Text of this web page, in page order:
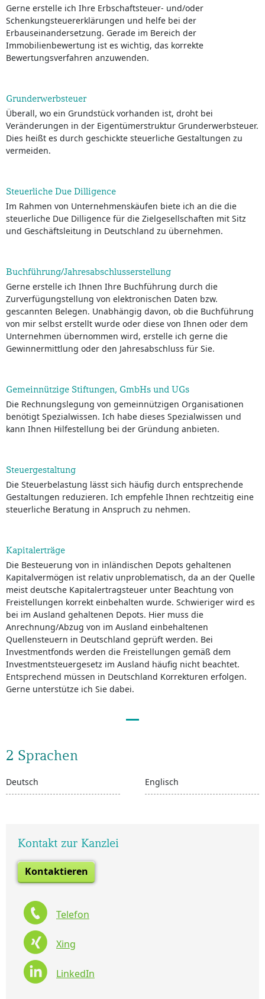
Gerne erstelle ich Ihre Erbschaftsteuer- und/oder
Schenkungsteuererklärungen und helfe bei der
Erbauseinandersetzung. Gerade im Bereich der
Immobilienbewertung ist es wichtig, das korrekte
Bewertungsverfahren anzuwenden.
Grunderwerbsteuer
Überall, wo ein Grundstück vorhanden ist, droht bei
Veränderungen in der Eigentümerstruktur Grunderwerbsteuer.
Dies heißt es durch geschickte steuerliche Gestaltungen zu
vermeiden.
Steuerliche Due Dilligence
Im Rahmen von Unternehmenskäufen biete ich an die die
steuerliche Due Dilligence für die Zielgesellschaften mit Sitz
und Geschäftsleitung in Deutschland zu übernehmen.
Buchführung/Jahresabschlusserstellung
Gerne erstelle ich Ihnen Ihre Buchführung durch die
Zurverfügungstellung von elektronischen Daten bzw.
gescannten Belegen. Unabhängig davon, ob die Buchführung
von mir selbst erstellt wurde oder diese von Ihnen oder dem
Unternehmen übernommen wird, erstelle ich gerne die
Gewinnermittlung oder den Jahresabschluss für Sie.
Gemeinnützige Stiftungen, GmbHs und UGs
Die Rechnungslegung von gemeinnützigen Organisationen
benötigt Spezialwissen. Ich habe dieses Spezialwissen und
kann Ihnen Hilfestellung bei der Gründung anbieten.
Steuergestaltung
Die Steuerbelastung lässt sich häufig durch entsprechende
Gestaltungen reduzieren. Ich empfehle Ihnen rechtzeitig eine
steuerliche Beratung in Anspruch zu nehmen.
Kapitalerträge
Die Besteuerung von in inländischen Depots gehaltenen
Kapitalvermögen ist relativ unproblematisch, da an der Quelle
meist deutsche Kapitalertragsteuer unter Beachtung von
Freistellungen korrekt einbehalten wurde. Schwieriger wird es
bei im Ausland gehaltenen Depots. Hier muss die
Anrechnung/Abzug von im Ausland einbehaltenen
Quellensteuern in Deutschland geprüft werden. Bei
Investmentfonds werden die Freistellungen gemäß dem
Investmentsteuergesetz im Ausland häufig nicht beachtet.
Entsprechend müssen in Deutschland Korrekturen erfolgen.
Gerne unterstütze ich Sie dabei.
2 Sprachen
Deutsch Englisch
Kontakt zur Kanzlei
Kontaktieren
Telefon
Xing
LinkedIn